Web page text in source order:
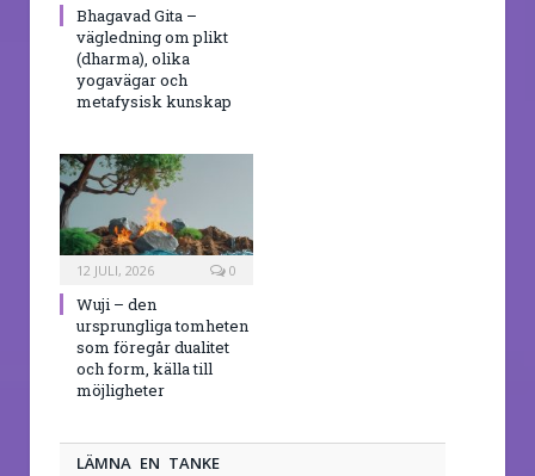
Bhagavad Gita –
vägledning om plikt
(dharma), olika
yogavägar och
metafysisk kunskap
12 JULI, 2026 0
Wuji – den
ursprungliga tomheten
som föregår dualitet
och form, källa till
möjligheter
LÄMNA EN TANKE